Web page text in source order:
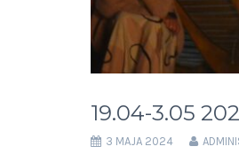
19.04-3.05
3 MAJA 2024